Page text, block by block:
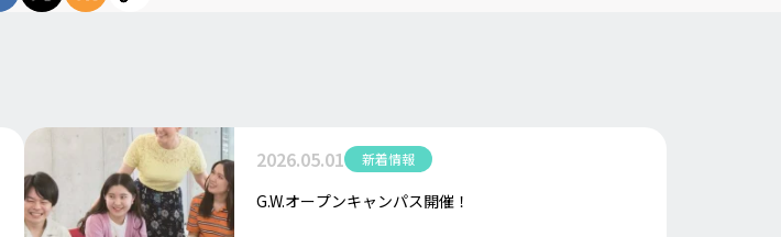
2026.05.01 新着情報
G.W.オープンキャンパス開催！